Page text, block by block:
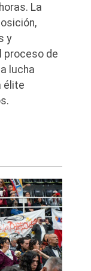
La
y
proceso de
lucha
élite